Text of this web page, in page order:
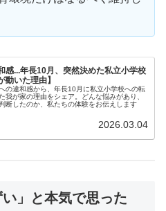
感...年長10月、突然決めた私立小学校
動いた理由】
の違和感から、年長10月に私立小学校への転
我が家の理由をシェア。どんな悩みがあり、
断したのか、私たちの体験をお伝えします
2026.03.04
い」と本気で思った